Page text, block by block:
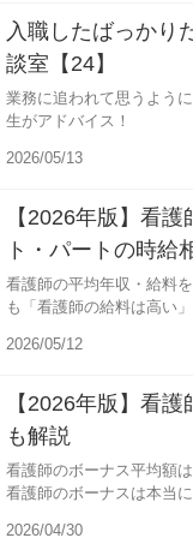
入職したばっかり
談室【24】
業務に追われて思うよう
生がアドバイス！
2026/05/13
【2026年版】看
ト・パートの時給
看護師の平均年収・給料
も「看護師の給料は高い
2026/05/12
【2026年版】看
も解説
看護師のボーナス平均額
看護師のボーナスは本当
2026/04/30